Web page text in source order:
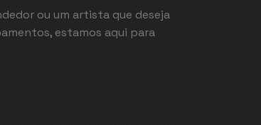
ou um artista que deseja
estamos aqui para